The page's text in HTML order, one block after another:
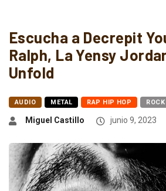
Escucha a Decrepit
Ralph, La Yensy
Unfold
AUDIO METAL RAP HIP HOP ROCK
Miguel Castillo junio 9, 2023